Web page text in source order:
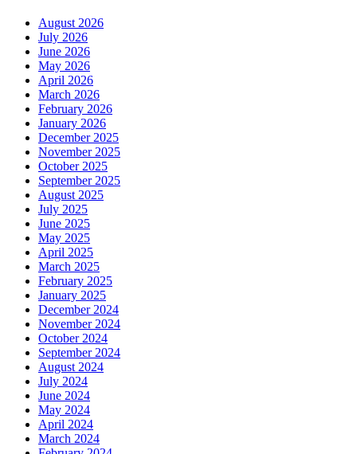
August 2026
July 2026
June 2026
May 2026
April 2026
March 2026
February 2026
January 2026
December 2025
November 2025
October 2025
September 2025
August 2025
July 2025
June 2025
May 2025
April 2025
March 2025
February 2025
January 2025
December 2024
November 2024
October 2024
September 2024
August 2024
July 2024
June 2024
May 2024
April 2024
March 2024